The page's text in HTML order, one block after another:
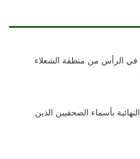
في الرأس من منطقة الشعلاء
بأسماء الصحفيين الذين